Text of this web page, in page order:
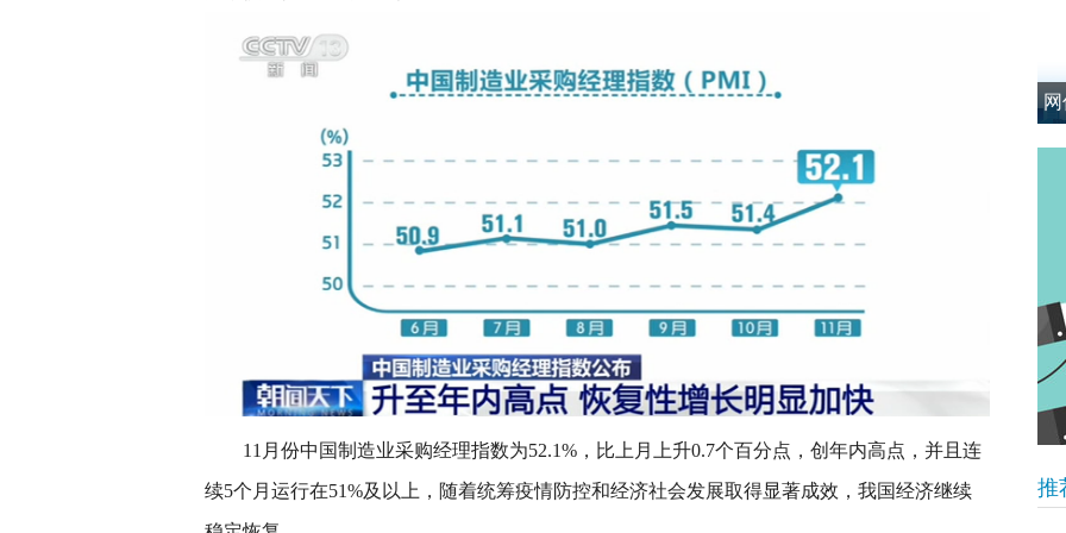
11月份中国制造业采购经理指数为52.1%，比上月上升0.7个百分点，创年内高点，并且连
续5个月运行在51%及以上，随着统筹疫情防控和经济社会发展取得显著成效，我国经济继续
推